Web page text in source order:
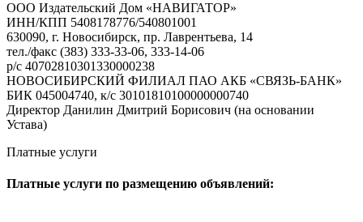
ООО Издательский Дом «НАВИГАТОР»
ИНН/КПП 5408178776/540801001
630090, г. Новосибирск, пр. Лаврентьева, 14
тел./факс (383) 333-33-06, 333-14-06
р/с 40702810301330000238
НОВОСИБИРСКИЙ ФИЛИАЛ ПАО АКБ «СВЯЗЬ-БАНК»
БИК 045004740, к/с 30101810100000000740
Директор Данилин Дмитрий Борисович (на основании
Устава)
Платные услуги
Платные услуги по размещению объявлений: